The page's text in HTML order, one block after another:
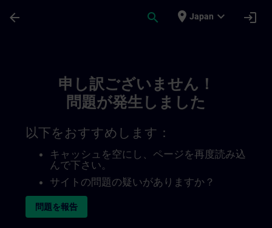
arrow_back search place Japan expand_more login
申し訳ございません！
問題が発生しました
以下をおすすめします：
キャッシュを空にし、ページを再度読み込
んで下さい。
サイトの問題の疑いがありますか？
問題を報告